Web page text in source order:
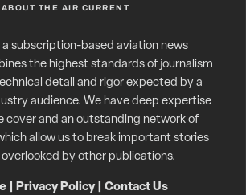
ABOUT THE AIR CURRENT
subscription-based aviation news
the highest standards of journalism
detail and rigor expected by a
audience. We have deep expertise
cover and an outstanding network of
allow us to break important stories
by other publications.
Privacy Policy| Contact Us